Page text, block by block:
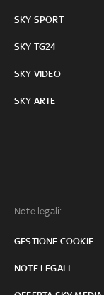
SKY SPORT
SKY TG24
SKY VIDEO
SKY ARTE
Note legali:
GESTIONE COOKIE
NOTE LEGALI